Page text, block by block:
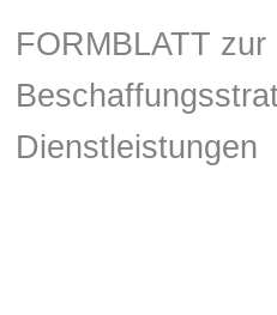
FORMBLATT
Dienstleistungen